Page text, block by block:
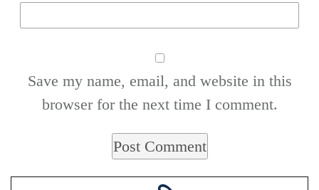
Save my name, email, and website in this
browser for the next time I comment.